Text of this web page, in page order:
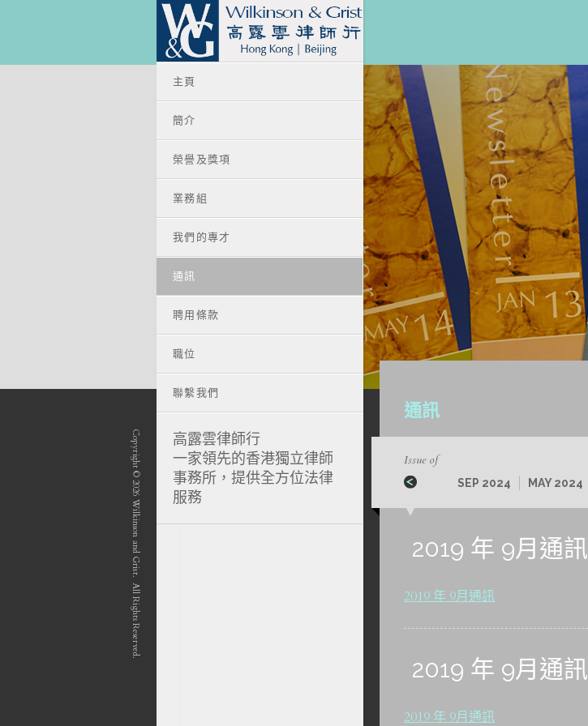
通訊
Issue of
SEP 2024 MAY 2024
2019 年 9月通訊
2019 年 9月通訊
2019 年 9月通訊
2019 年 9月通訊
主頁
簡介
榮譽及獎項
業務組
我們的專才
通訊
聘用條款
職位
聯繫我們
Copyright © 2026 Wilkinson and Grist. All Rights Reserved.
高露雲律師行
一家領先的香港獨立律師
事務所，提供全方位法律
服務